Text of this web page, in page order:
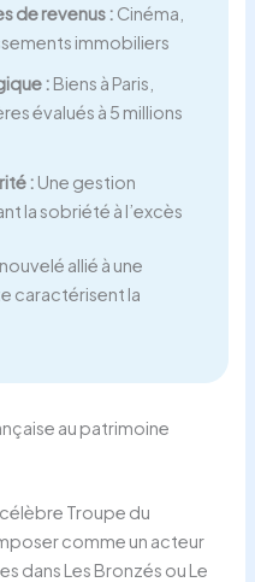
de revenus : Cinéma,
immobiliers
: Biens à Paris,
évalués à 5 millions
: Une gestion
la sobriété à l’excès
allié à une
caractérisent la
au patrimoine
Troupe du
comme un acteur
dans Les Bronzés ou Le